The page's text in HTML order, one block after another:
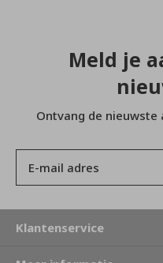
Meld je
Ontvang de nieuwste
Klantenservice